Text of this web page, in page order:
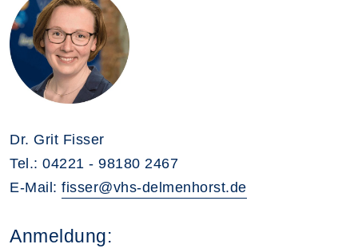
Dr. Grit Fisser
Tel.: 04221 - 98180 2467
E-Mail: fisser@vhs-delmenhorst.de
Anmeldung: